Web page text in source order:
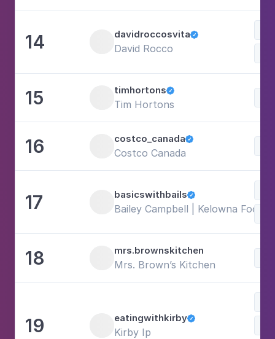
14 davidroccosvita
David Rocco
15 timhortons
Tim Hortons
16 costco_canada
Costco Canada
17 basicswithbails
Bailey Campbell | Kelowna Foodie
18 mrs.brownskitchen
Mrs. Brown’s Kitchen
19 eatingwithkirby
Kirby Ip